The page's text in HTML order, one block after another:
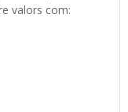
valors com: